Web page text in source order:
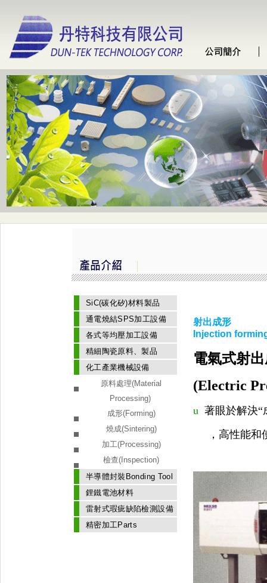
SiC(碳化矽)材料製品
通電燒結SPS加工設備
各式等均壓加工設備
精細陶瓷原料、製品
化工產業機械設備
原料處理(Material
Processing)
成形(Forming)
燒成(Sintering)
加工(Processing)
檢查(Inspection)
半導體封裝Bonding Tool
鋰鐵電池材料
雷射式瑕疵缺陷檢測設備
精密加工Parts
射出成形
Injection
電氣式射
(Electric
u 著眼於解決“
，高性能和